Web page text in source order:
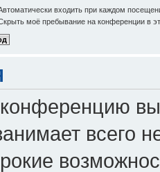
входить при каждом
моё пребывание на конференции в
всего